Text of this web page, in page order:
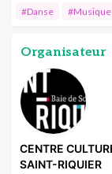
#Danse #Musique
Organisateur
CENTRE
SAINT-RIQUIER